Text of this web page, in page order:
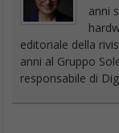
anni
editoriale della
anni al Gruppo
responsabile di